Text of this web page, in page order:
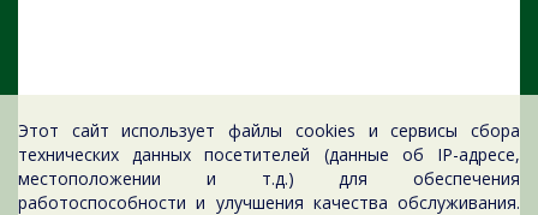
Этот сайт использует файлы cookies и сервисы сбора
технических данных посетителей (данные об IP-адресе,
местоположении и т.д.) для обеспечения
работоспособности и улучшения качества обслуживания.